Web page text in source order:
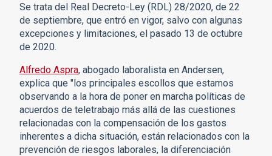
Se trata del Real Decreto-Ley (RDL) 28/2020, de 22
de septiembre, que entró en vigor, salvo con algunas
excepciones y limitaciones, el pasado 13 de octubre
de 2020.
Alfredo Aspra, abogado laboralista en Andersen,
explica que "los principales escollos que estamos
observando a la hora de poner en marcha políticas de
acuerdos de teletrabajo más allá de las cuestiones
relacionadas con la compensación de los gastos
inherentes a dicha situación, están relacionados con la
prevención de riesgos laborales, la diferenciación